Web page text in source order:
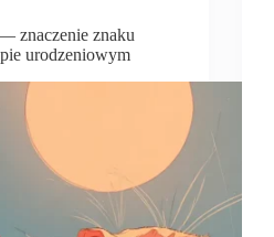
znaczenie znaku
urodzeniowym